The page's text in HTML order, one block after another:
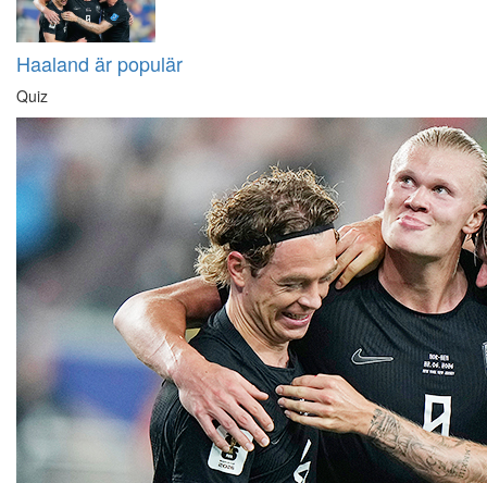
Haaland är populär
Quiz